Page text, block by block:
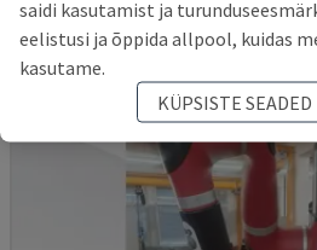
saidi kasutamist ja
eelistusi ja õppida allpool, kuidas
kasutame.
KÜPSISTE SEADED